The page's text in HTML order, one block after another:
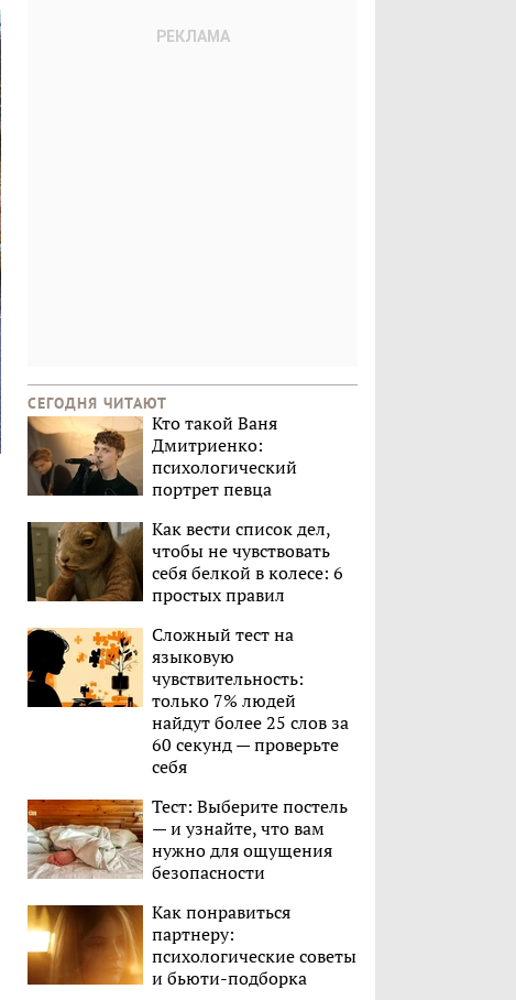
СЕГОДНЯ ЧИТАЮТ
Кто такой Ваня
Дмитриенко:
психологический
портрет певца
Как вести список дел,
чтобы не чувствовать
себя белкой в колесе: 6
простых правил
Сложный тест на
языковую
чувствительность:
только 7% людей
найдут более 25 слов за
60 секунд — проверьте
себя
Тест: Выберите постель
— и узнайте, что вам
нужно для ощущения
безопасности
Как понравиться
партнеру:
психологические советы
и бьюти-подборка